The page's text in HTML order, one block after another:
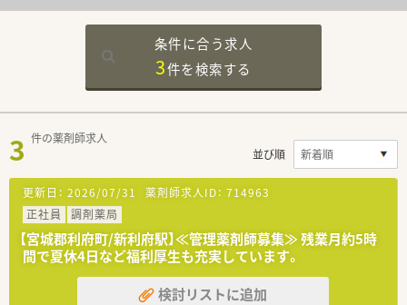
条件に合う求人
3件を検索する
3 件の薬剤師求人
並び順
更新日： 2026/07/31 薬剤師求人ID： 714963
正社員
調剤薬局
【宮城郡利府町/新利府駅】≪管理薬剤師募集≫ 残業月約5時
間で夏休4日など福利厚生も充実しています。
検討リストに追加